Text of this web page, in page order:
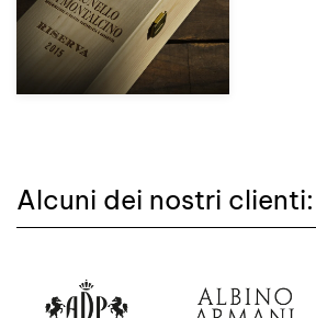
Alcuni dei nostri clienti: